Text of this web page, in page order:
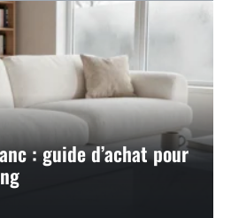
: guide d’achat pour